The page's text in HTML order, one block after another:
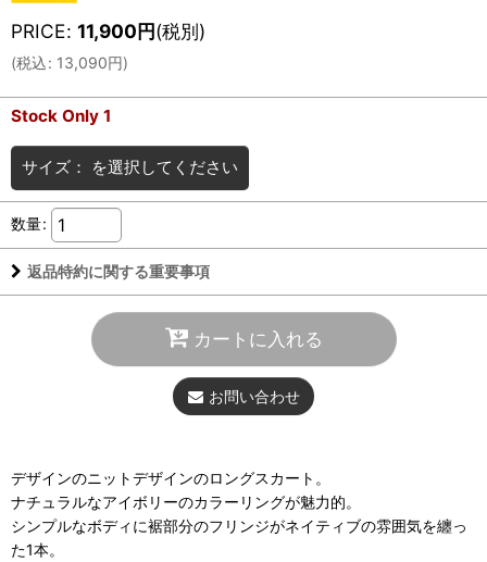
PRICE: 11,900円(税別)
(税込: 13,090円)
Stock Only 1
サイズ： を選択してください
数量:
返品特約に関する重要事項
カートに入れる
お問い合わせ
デザインのニットデザインのロングスカート。
ナチュラルなアイボリーのカラーリングが魅力的。
シンプルなボディに裾部分のフリンジがネイティブの雰囲気を纏っ
た1本。